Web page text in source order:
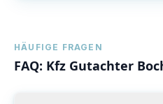
HÄUFIGE FRAGEN
FAQ: Kfz Gutachter